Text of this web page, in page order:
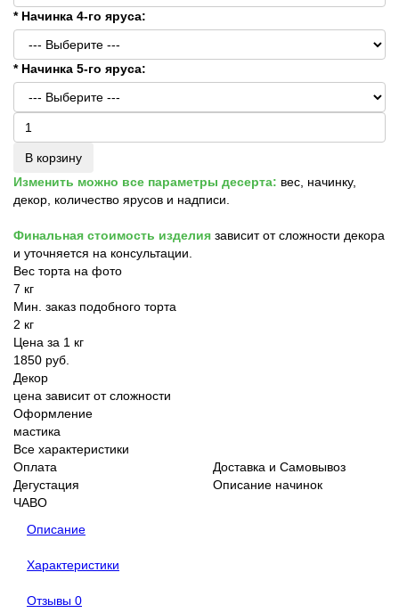
* Начинка 4-го яруса:
* Начинка 5-го яруса:
В корзину
Изменить можно все параметры десерта: вес, начинку,
декор, количество ярусов и надписи.
Финальная стоимость изделия зависит от сложности декора
и уточняется на консультации.
Вес торта на фото
7 кг
Мин. заказ подобного торта
2 кг
Цена за 1 кг
1850 руб.
Декор
цена зависит от сложности
Оформление
мастика
Все характеристики
Оплата
Доставка и Самовывоз
Дегустация
Описание начинок
ЧАВО
Описание
Характеристики
Отзывы 0